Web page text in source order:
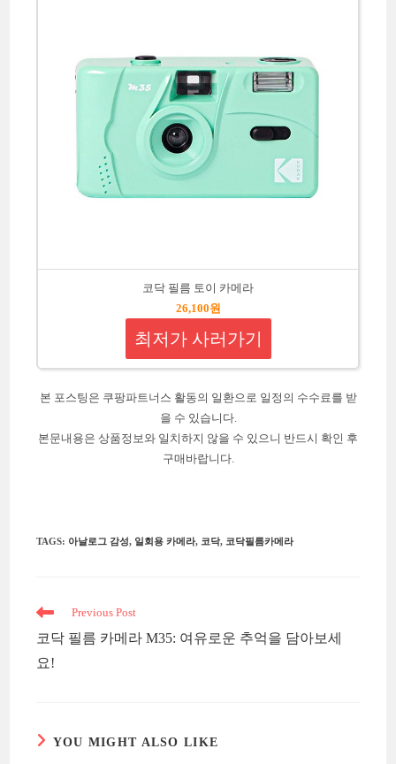
코닥 필름 토이 카메라
26,100원
최저가 사러가기
본 포스팅은 쿠팡파트너스 활동의 일환으로 일정의 수수료를 받
을 수 있습니다.
본문내용은 상품정보와 일치하지 않을 수 있으니 반드시 확인 후
구매바랍니다.
TAGS: 아날로그 감성, 일회용 카메라, 코닥, 코닥필름카메라
Read
articles
Previous Post
코닥 필름 카메라 M35: 여유로운 추억을 담아보세
요!
YOU MIGHT ALSO LIKE